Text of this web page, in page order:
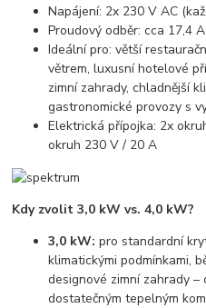
Napájení: 2x 230 V AC
Proudový odběr: cca 17,4
Ideální pro: větší
větrem, luxusní hotelové
zimní zahrady, chladnější
gastronomické provozy s
Elektrická přípojka: 2x
okruh 230 V / 20 A
Kdy zvolit 3,0 kW vs. 4,0 kW?
3,0 kW: pro standardní
klimatickými podmínkami,
designové zimní zahrady
dostatečným tepelným